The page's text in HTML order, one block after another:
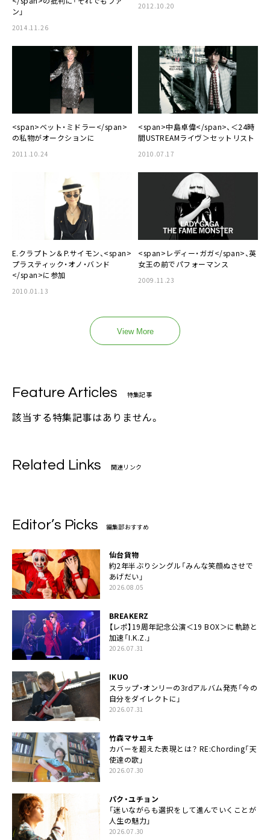
ン」
2014.11.26
2012.10.20
<span>ベット・ミドラー</span>
の私物がオークションに
2011.10.24
<span>中島卓偉</span>、＜24時
間USTREAMライヴ＞セットリスト
2010.07.17
E.クラプトン＆P.サイモン、<span>
プラスティック・オノ・バンド
</span>に参加
2010.01.13
<span>レディー・ガガ</span>、英
女王の前でパフォーマンス
2009.11.23
View More
Feature Articles 特集記事
該当する特集記事はありません。
Related Links 関連リンク
Editor’s Picks 編集部おすすめ
仙台貨物
約2年半ぶりシングル「みんな笑顔ぬさせで
あげだい」
2026.08.05
BREAKERZ
【レポ】19周年記念公演＜19 BOX＞に軌跡と
加速「I.K.Z.」
2026.07.31
IKUO
スラップ・オンリーの3rdアルバム発売「今の
自分をダイレクトに」
2026.07.31
竹森マサユキ
カバーを超えた表現とは？ RE:Chording「天
使達の歌」
2026.07.30
パク・ユチョン
「迷いながらも選択をして進んでいくことが
人生の魅力」
2026.07.30